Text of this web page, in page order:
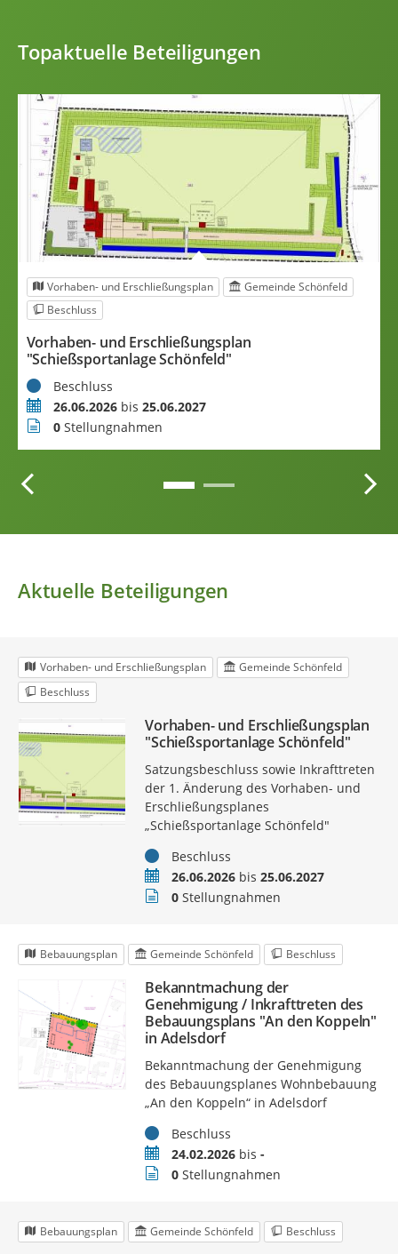
Topaktuelle Beteiligungen
Vorhaben- und Erschließungsplan
Gemeinde Schönfeld
Beschluss
Vorhaben- und Erschließungsplan
"Schießsportanlage Schönfeld"
StatusBeschluss
Zeitraum26.06.2026bis 25.06.2027
Stellungnahmen
0Stellungnahmen
Aktuelle Beteiligungen
Vorhaben- und Erschließungsplan
Gemeinde Schönfeld
Beschluss
Vorhaben- und Erschließungsplan
"Schießsportanlage Schönfeld"
Satzungsbeschluss sowie Inkrafttreten
der 1. Änderung des Vorhaben- und
Erschließungsplanes
„Schießsportanlage Schönfeld"
StatusBeschluss
Zeitraum26.06.2026bis 25.06.2027
Stellungnahmen
0Stellungnahmen
Bebauungsplan Gemeinde Schönfeld Beschluss
Bekanntmachung der
Genehmigung / Inkrafttreten des
Bebauungsplans "An den Koppeln"
in Adelsdorf
Bekanntmachung der Genehmigung
des Bebauungsplanes Wohnbebauung
„An den Koppeln“ in Adelsdorf
StatusBeschluss
Zeitraum24.02.2026bis -
Stellungnahmen
0Stellungnahmen
Bebauungsplan Gemeinde Schönfeld Beschluss